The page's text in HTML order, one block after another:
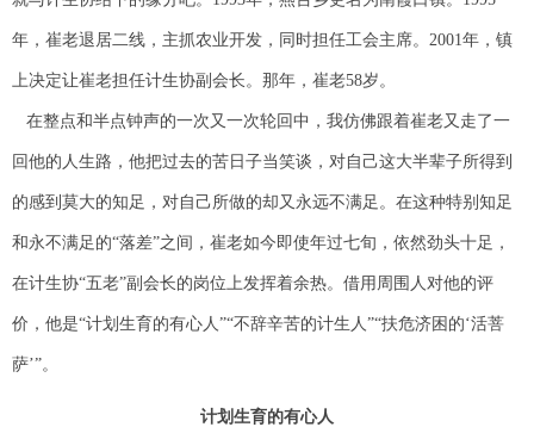
年，崔老退居二线，主抓农业开发，同时担任工会主席。2001年，镇
上决定让崔老担任计生协副会长。那年，崔老58岁。
在整点和半点钟声的一次又一次轮回中，我仿佛跟着崔老又走了一
回他的人生路，他把过去的苦日子当笑谈，对自己这大半辈子所得到
的感到莫大的知足，对自己所做的却又永远不满足。在这种特别知足
和永不满足的“落差”之间，崔老如今即使年过七旬，依然劲头十足，
在计生协“五老”副会长的岗位上发挥着余热。借用周围人对他的评
价，他是“计划生育的有心人”“不辞辛苦的计生人”“扶危济困的‘活菩
萨’”。
计划生育的有心人